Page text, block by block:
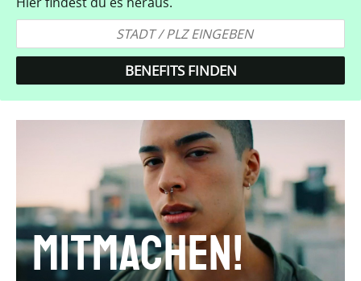
Mitmachen!